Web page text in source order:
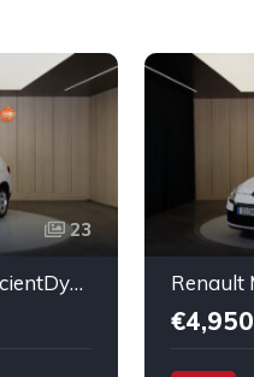
23
BMW X1 sDrive20d EfficientDynamics Edition
€4,950